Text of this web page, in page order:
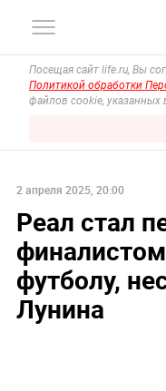
Посещая сайт life.ru, Вы
Политикой обработки
файлов cookie, указанных
2 апреля 2025, 20:00
Реал стал
футболу,
Лунина